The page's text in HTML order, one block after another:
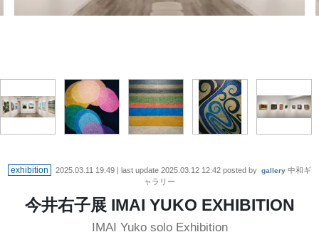
exhibition 2025.03.11 19:49 | last update 2025.03.12 12:42 posted by gallery 中和ギ
ャラリー
今井右子展 IMAI YUKO EXHIBITION
IMAI Yuko solo Exhibition